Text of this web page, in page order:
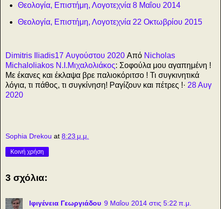
Θεολογία, Επιστήμη, Λογοτεχνία 8 Μαΐου 2014
Θεολογία, Επιστήμη, Λογοτεχνία 22 Οκτωβρίου 2015
Dimitris Iliadis17 Αυγούστου 2020 Από Nicholas
Michaloliakos Ν.Ι.Μιχαλολιάκος: Σοφούλα μου αγαπημένη !
Με έκανες και έκλαψα βρε παλιοκόριτσο ! Τι συγκινητικά
λόγια, τι πάθος, τι συγκίνηση! Ραγίζουν και πέτρες !· 28 Αυγ
2020
Sophia Drekou at 8:23 μ.μ.
Κοινή χρήση
3 σχόλια:
Ιφιγένεια Γεωργιάδου 9 Μαΐου 2014 στις 5:22 π.μ.